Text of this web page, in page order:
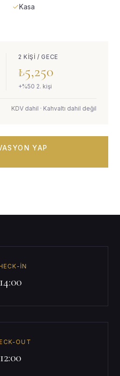
Kasa
2 KIŞI / GECE
₺5,250
+%50 2. kişi
KDV dahil · Kahvaltı dahil değil
YAP
IN
14:00
OUT
12:00